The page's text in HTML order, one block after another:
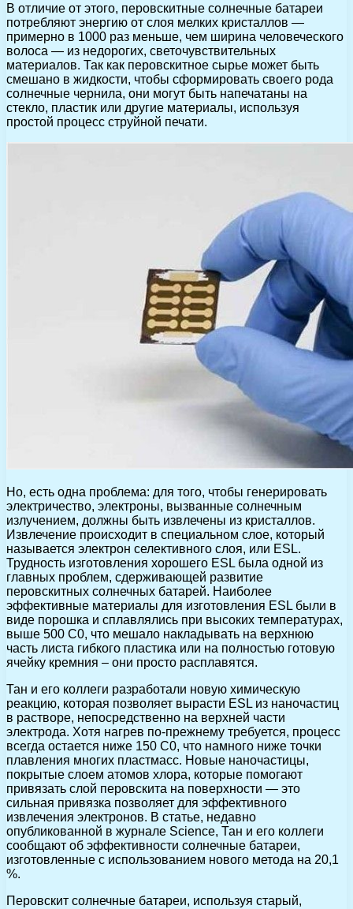
В отличие от этого, перовскитные солнечные батареи
потребляют энергию от слоя мелких кристаллов —
примерно в 1000 раз меньше, чем ширина человеческого
волоса — из недорогих, светочувствительных
материалов. Так как перовскитное сырье может быть
смешано в жидкости, чтобы сформировать своего рода
солнечные чернила, они могут быть напечатаны на
стекло, пластик или другие материалы, используя
простой процесс струйной печати.
Но, есть одна проблема: для того, чтобы генерировать
электричество, электроны, вызванные солнечным
излучением, должны быть извлечены из кристаллов.
Извлечение происходит в специальном слое, который
называется электрон селективного слоя, или ESL.
Трудность изготовления хорошего ESL была одной из
главных проблем, сдерживающей развитие
перовскитных солнечных батарей. Наиболее
эффективные материалы для изготовления ESL были в
виде порошка и сплавлялись при высоких температурах,
выше 500 С0, что мешало накладывать на верхнюю
часть листа гибкого пластика или на полностью готовую
ячейку кремния – они просто расплавятся.
Тан и его коллеги разработали новую химическую
реакцию, которая позволяет вырасти ESL из наночастиц
в растворе, непосредственно на верхней части
электрода. Хотя нагрев по-прежнему требуется, процесс
всегда остается ниже 150 С0, что намного ниже точки
плавления многих пластмасс. Новые наночастицы,
покрытые слоем атомов хлора, которые помогают
привязать слой перовскита на поверхности — это
сильная привязка позволяет для эффективного
извлечения электронов. В статье, недавно
опубликованной в журнале Science, Тан и его коллеги
сообщают об эффективности солнечные батареи,
изготовленные с использованием нового метода на 20,1
%.
Перовскит солнечные батареи, используя старый,